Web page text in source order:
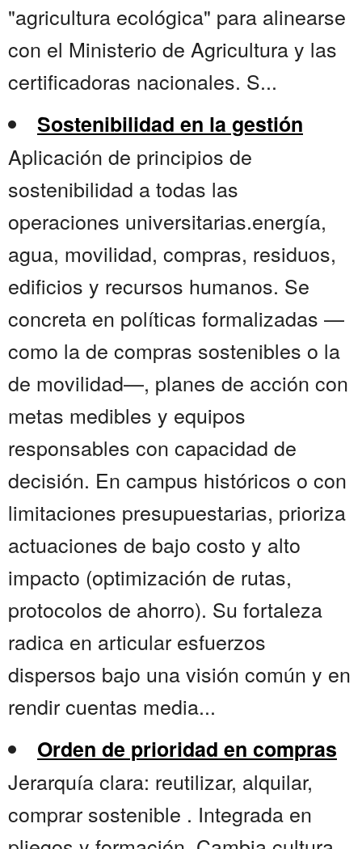
"agricultura ecológica" para alinearse
con el Ministerio de Agricultura y las
certificadoras nacionales. S...
Sostenibilidad en la gestión
Aplicación de principios de
sostenibilidad a todas las
operaciones universitarias.energía,
agua, movilidad, compras, residuos,
edificios y recursos humanos. Se
concreta en políticas formalizadas —
como la de compras sostenibles o la
de movilidad—, planes de acción con
metas medibles y equipos
responsables con capacidad de
decisión. En campus históricos o con
limitaciones presupuestarias, prioriza
actuaciones de bajo costo y alto
impacto (optimización de rutas,
protocolos de ahorro). Su fortaleza
radica en articular esfuerzos
dispersos bajo una visión común y en
rendir cuentas media...
Orden de prioridad en compras
Jerarquía clara: reutilizar, alquilar,
comprar sostenible . Integrada en